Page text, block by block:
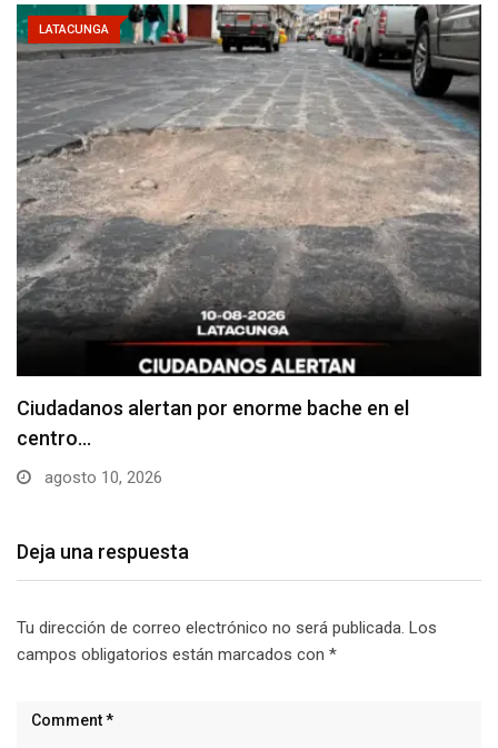
LATACUNGA
Denuncian falta de señalización en zonas de
estacionamiento…
agosto 10, 2026
Deja una respuesta
Tu dirección de correo electrónico no será publicada. Los
campos obligatorios están marcados con *